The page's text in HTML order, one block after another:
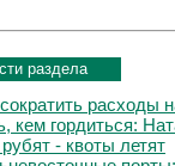
раздела
расходы
кем гордиться:
- квоты летят